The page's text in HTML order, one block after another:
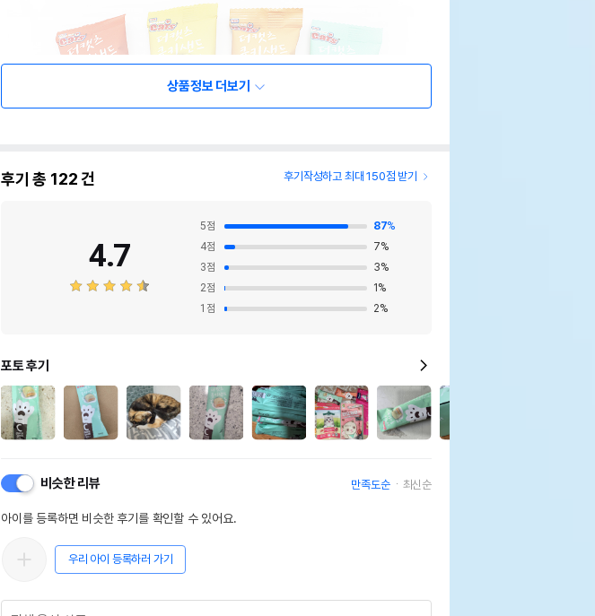
상품정보 더보기
후기 총 122건 후기작성하고 최대 150점 받기
4.7
5점 87%
4점 7%
3점 3%
2점 1 %
1 점 2%
포토 후기
비슷한 리뷰 만족도순 최신순
아이를 등록하면 비슷한 후기를 확인할 수 있어요.
우리 아이 등록하러 가기